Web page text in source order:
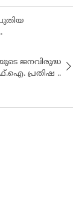
ജനവിരുദ്ധ
പ്രതിഷ ..